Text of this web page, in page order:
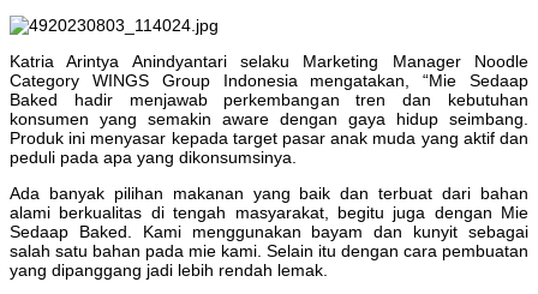
Katria Arintya Anindyantari selaku Marketing Manager Noodle
Category WINGS Group Indonesia mengatakan, “Mie Sedaap
Baked hadir menjawab perkembangan tren dan kebutuhan
konsumen yang semakin aware dengan gaya hidup seimbang.
Produk ini menyasar kepada target pasar anak muda yang aktif dan
peduli pada apa yang dikonsumsinya.
Ada banyak pilihan makanan yang baik dan terbuat dari bahan
alami berkualitas di tengah masyarakat, begitu juga dengan Mie
Sedaap Baked. Kami menggunakan bayam dan kunyit sebagai
salah satu bahan pada mie kami. Selain itu dengan cara pembuatan
yang dipanggang jadi lebih rendah lemak.